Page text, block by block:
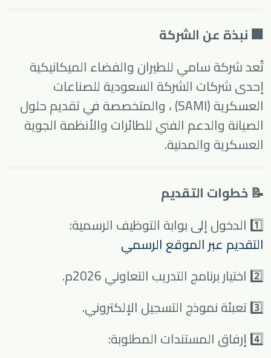
🏢 نبذة عن الشركة
تُعدشركة سامي للطيران والفضاء الميكانيكية
إحدى شركات الشركة السعودية للصناعات
العسكرية (SAMI)
، والمتخصصة في تقديم حلول
الصيانة والدعم الفني للطائرات والأنظمة الجوية
العسكرية والمدنية.
📝 خطوات التقديم
1️⃣ الدخول إلى بوابة التوظيف الرسمية:
التقديم عبر الموقع الرسمي
2️⃣ اختيار برنامج التدريب التعاوني 2026م.
3️⃣ تعبئة نموذج التسجيل الإلكتروني.
4️⃣ إرفاق المستندات المطلوبة: